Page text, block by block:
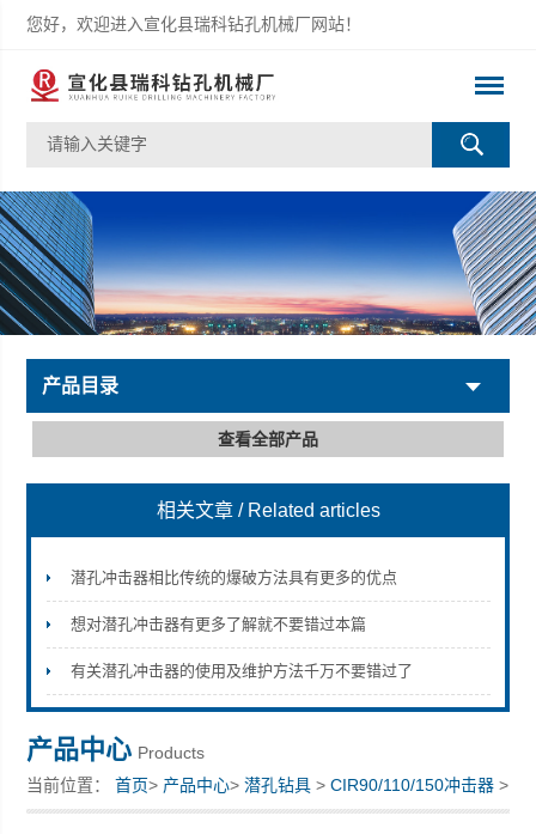
您好，欢迎进入宣化县瑞科钻孔机械厂网站！
宣化县瑞科钻孔机械厂
产品目录
查看全部产品
相关文章 / Related articles
潜孔冲击器相比传统的爆破方法具有更多的优点
想对潜孔冲击器有更多了解就不要错过本篇
有关潜孔冲击器的使用及维护方法千万不要错过了
产品中心 Products
当前位置：首页> 产品中心>潜孔钻具 >CIR90/110/150冲击器 >
冲击器